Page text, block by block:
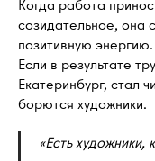
Когда работа
созидательное, она
позитивную
Если в результате
Екатеринбург, стал
борются художники.
«Есть